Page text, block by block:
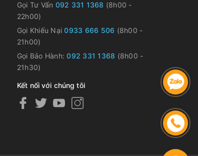
Gọi Tư Vấn 092 331 1368 (8h00 -
22h00)
Gọi Khiếu Nại0933 666 506 (8h00 -
21h00)
Gọi Bảo Hành:092 331 1368 (8h00 -
21h30)
Kết nối với chúng tôi